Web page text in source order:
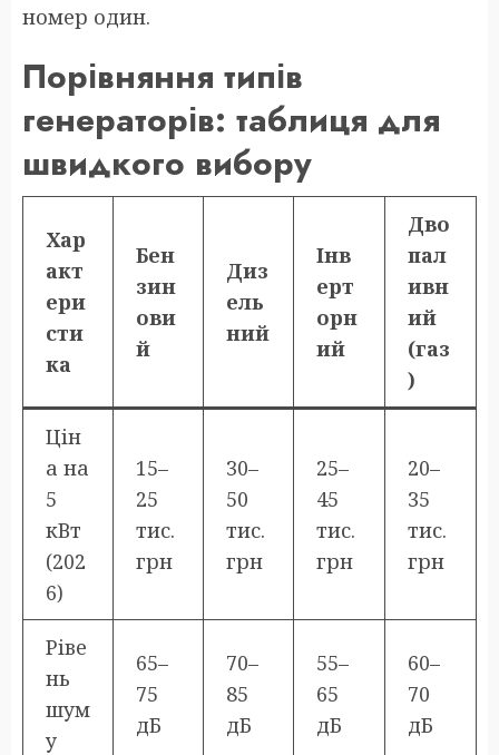
номер один.
Порівняння типів
генераторів: таблиця для
швидкого вибору
Хар
акт
ери
сти
ка
Бен
зин
ови
й
Диз
ель
ний
Інв
ерт
орн
ий
Дво
пал
ивн
ий
(газ
)
Цін
а на
5
кВт
(202
6)
15–
25
тис.
грн
30–
50
тис.
грн
25–
45
тис.
грн
20–
35
тис.
грн
Ріве
нь
шум
у
65–
75
дБ
70–
85
дБ
55–
65
дБ
60–
70
дБ